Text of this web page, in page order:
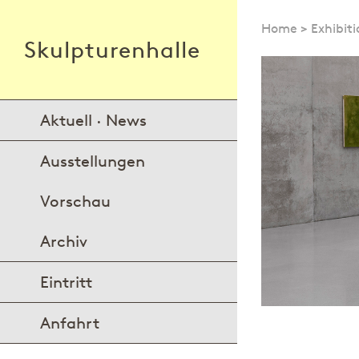
Skulpturenhalle
Aktuell · News
Ausstellungen
Vorschau
Archiv
Eintritt
Anfahrt
Home >